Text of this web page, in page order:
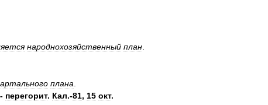
народнохозяйственный план
плана
- перегорит. Кал.-81, 15 окт.